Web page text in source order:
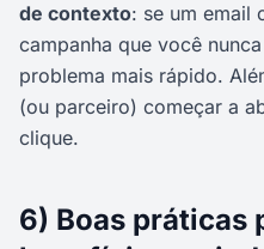
de contexto: se um email
campanha que você
problema mais rápido.
(ou parceiro) começar a
clique.
6) Boas práticas